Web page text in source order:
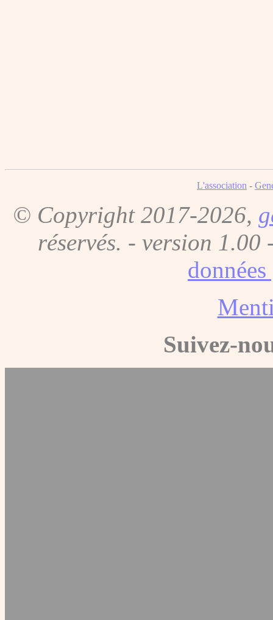
L'association -
© Copyright 2017-2026,
réservés. - version 1.00
Suivez-